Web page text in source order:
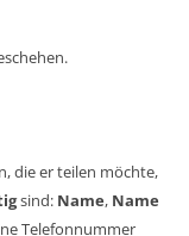
die er teilen möchte,
sind: Name, Name
Telefonnummer